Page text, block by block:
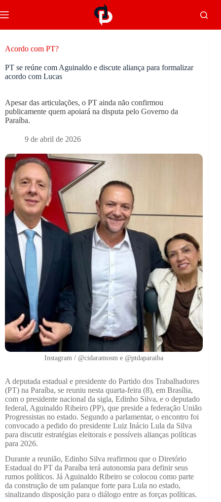
Acordo com PT?
PT se reúne com Aguinaldo e discute aliança para formalizar
acordo com Lucas
Apesar das articulações, o PT ainda não confirmou
publicamente quem apoiará na disputa pelo Governo da
Paraíba.
9 de abril de 2026
Instagram / @cidaramosm e @ptdaparaiba
A deputada estadual e presidente do Partido dos Trabalhadores
(PT) na Paraíba, se reuniu nesta quarta-feira (8), em Brasília,
com o presidente nacional da sigla, Edinho Silva, e o deputado
federal, Aguinaldo Ribeiro (PP), que preside a federação União
Progressistas no estado. Segundo a parlamentar, o encontro foi
convocado a pedido do presidente Luiz Inácio Lula da Silva
para discutir estratégias eleitorais e possíveis alianças políticas
para 2026.
Durante a reunião, Edinho Silva reafirmou que o Diretório
Estadual do PT da Paraíba terá autonomia para definir seus
rumos políticos. Já Aguinaldo Ribeiro se colocou como parte
da construção de um palanque forte para Lula no estado,
sinalizando disposição para o diálogo entre as forças políticas.